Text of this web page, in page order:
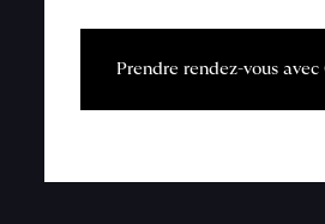
Prendre rendez-vous avec